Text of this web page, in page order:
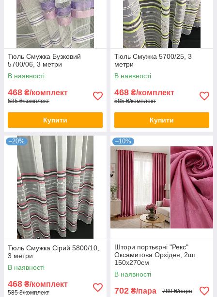
Тюль Смужка Бузковий
5700/06, 3 метри
В наявності
468 ₴/комплект
585 ₴/комплект
Купити
Тюль Смужка 5700/25, 3
метри
В наявності
468 ₴/комплект
585 ₴/комплект
Купити
–20%
Тюль Смужка Сірий 5800/10,
3 метри
В наявності
468 ₴/комплект
585 ₴/комплект
–10%
Штори портьєрні "Рекс"
Оксамитова Орхідея, 2шт
150х270см
В наявності
702 ₴/пара 780 ₴/пара